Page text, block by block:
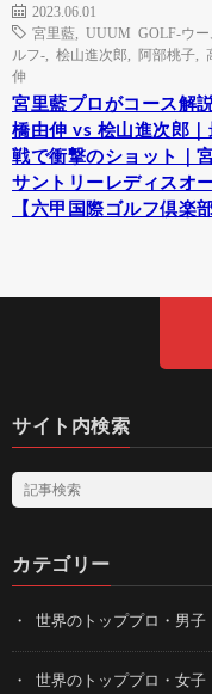
2023.06.01
宮里藍
UUUM GOLF-ウ
ルフ-
桧山進次郎 阿部桃子
伸
宮里藍プロがコース解
橋由伸 vs 桧山進次郎｜
戦で衝撃のショット｜
サントリーレディスオ
【六甲国際ゴルフ倶楽
サイト内検索
カテゴリー
世界のトッププロ・男子
世界のトッププロ・女子